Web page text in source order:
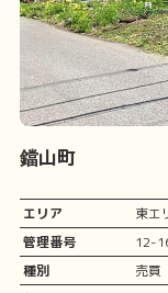
鐺山町
エリア
東エ
管理番号
12-
種別
売買